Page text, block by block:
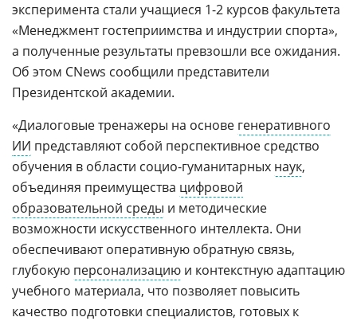
эксперимента стали учащиеся 1-2 курсов факультета
«Менеджмент гостеприимства и индустрии спорта»,
а полученные результаты превзошли все ожидания.
Об этом CNews сообщили представители
Президентской академии.
«Диалоговые тренажеры на основе генеративного
ИИ представляют собой перспективное средство
обучения в области социо-гуманитарных наук,
объединяя преимущества цифровой
образовательной среды и методические
возможности искусственного интеллекта. Они
обеспечивают оперативную обратную связь,
глубокую персонализацию и контекстную адаптацию
учебного материала, что позволяет повысить
качество подготовки специалистов, готовых к